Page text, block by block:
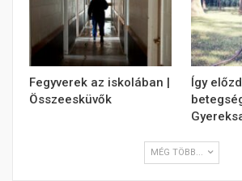
Fegyverek az iskolában |
Összeesküvők
Így
MÉG TÖBB...